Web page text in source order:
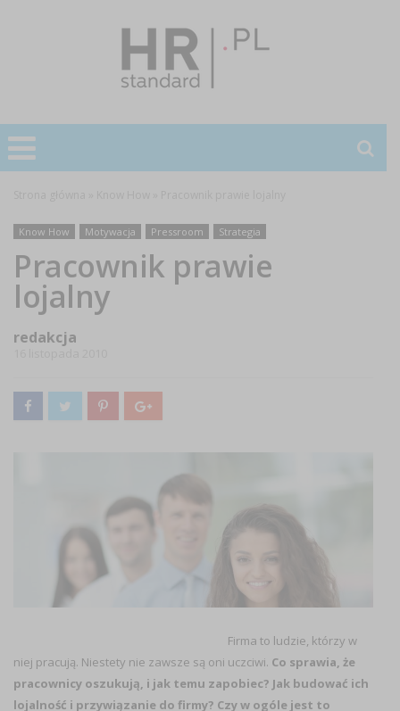
Know How Motywacja Pressroom Strategia
Pracownik prawie
lojalny
redakcja
Firma to ludzie, którzy w
niej pracują. Niestety nie zawsze są oni uczciwi. Co sprawia, że
pracownicy oszukują, i jak temu zapobiec? Jak budować ich
lojalność i przywiązanie do firmy? Czy w ogóle jest to